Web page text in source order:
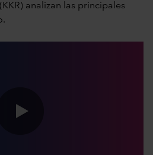
analizan las principales